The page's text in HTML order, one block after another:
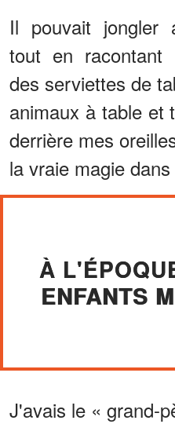
Il pouvait jongler
tout en racontant
des serviettes de
animaux à table et
derrière mes
la vraie magie
À
ENFANTS
J'avais le « grand-